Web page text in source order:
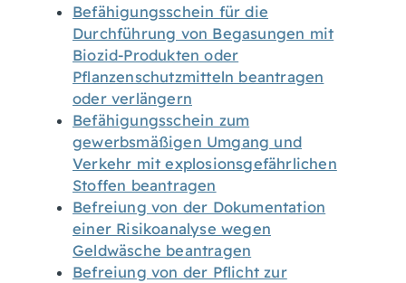
Befähigungsschein für die
Durchführung von Begasungen mit
Biozid-Produkten oder
Pflanzenschutzmitteln beantragen
oder verlängern
Befähigungsschein zum
gewerbsmäßigen Umgang und
Verkehr mit explosionsgefährlichen
Stoffen beantragen
Befreiung von der Dokumentation
einer Risikoanalyse wegen
Geldwäsche beantragen
Befreiung von der Pflicht zur